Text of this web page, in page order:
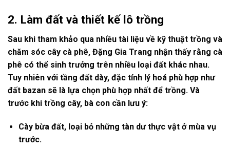
2. Làm đất và thiết kế lô trồng
Sau khi tham khảo qua nhiều tài liệu về kỹ thuật trồng và
chăm sóc cây cà phê, Đặng Gia Trang nhận thấy rằng cà
phê có thể sinh trưởng trên nhiều loại đất khác nhau.
Tuy nhiên với tầng đất dày, đặc tính lý hoá phù hợp như
đất bazan sẽ là lựa chọn phù hợp nhất để trồng. Và
trước khi trồng cây, bà con cần lưu ý:
Cày bừa đất, loại bỏ những tàn dư thực vật ở mùa vụ
trước.